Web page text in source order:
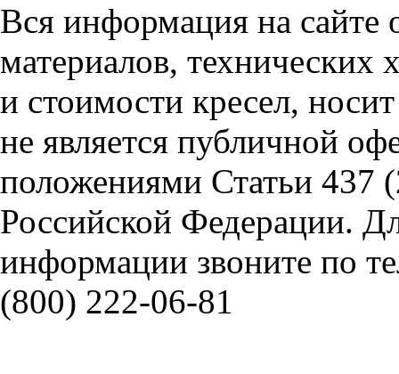
Вся информация на сайте
материалов, технических
и стоимости кресел,
не является публичной
положениями Статьи 437
Российской Федерации.
информации звоните по
(800) 222-06-81